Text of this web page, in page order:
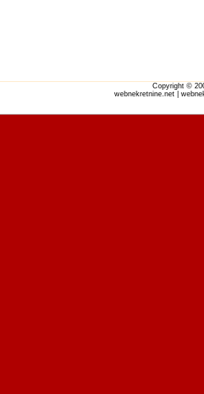
Copyright ©
webnekretnine.net |